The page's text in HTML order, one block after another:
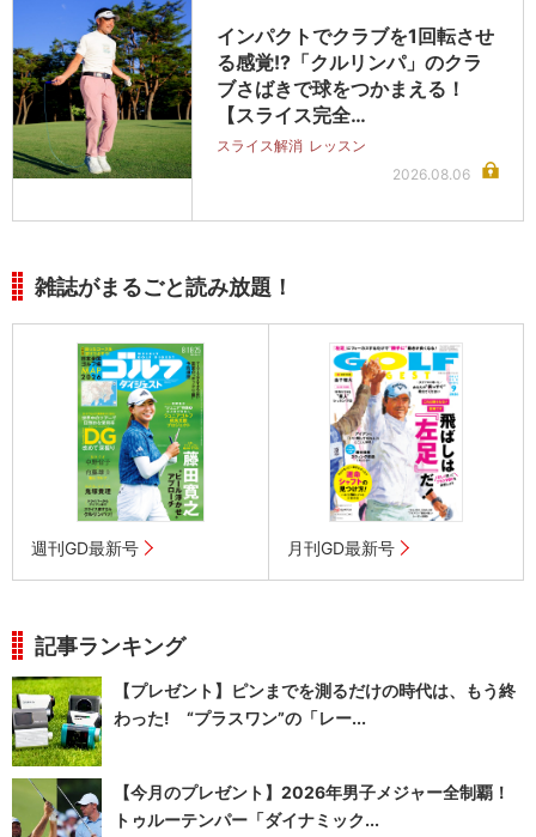
インパクトでクラブを1回転させ
る感覚!?「クルリンパ」のクラ
ブさばきで球をつかまえる！
【スライス完全…
スライス解消 レッスン
2026.08.06
雑誌がまるごと読み放題！
週刊GD最新号 月刊GD最新号
記事ランキング
【プレゼント】ピンまでを測るだけの時代は、もう終
わった! “プラスワン”の「レー...
【今月のプレゼント】2026年男子メジャー全制覇！
トゥルーテンパー「ダイナミック...